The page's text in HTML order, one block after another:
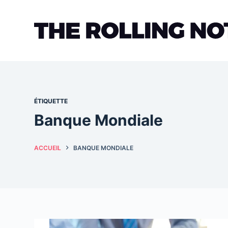
ÉTIQUETTE
Banque Mondiale
ACCUEIL BANQUE MONDIALE